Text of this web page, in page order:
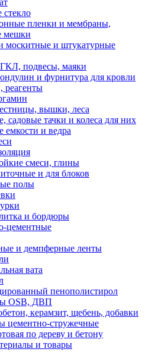
стекло
пленки и мембраны,
мешки
москитные и штукатурные
подвесы, маяки
и фурнитура для кровли
реагенты
вышки, леса
садовые тачки и колеса для них
емкости и ведра
смеси, глины
и для блоков
полы
и бордюры
цементные
и демпферные ленты
вата
пенополистирол
OSB, ДВП
керамзит, щебень, добавки
цементно-стружечные
по дереву и бетону
и товары